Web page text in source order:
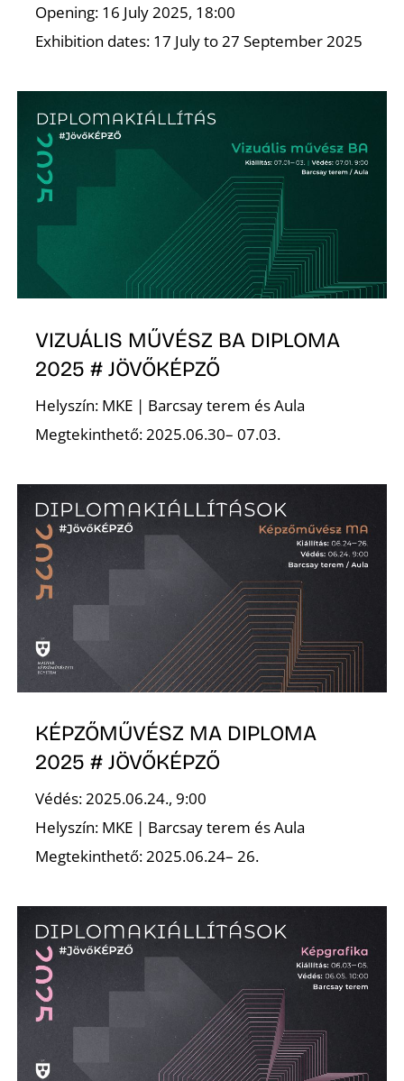
Opening: 16 July 2025, 18:00
Exhibition dates: 17 July to 27 September 2025
VIZUÁLIS MŰVÉSZ BA DIPLOMA
2025 # JÖVŐKÉPZŐ
Helyszín: MKE | Barcsay terem és Aula
Megtekinthető: 2025.06.30– 07.03.
KÉPZŐMŰVÉSZ MA DIPLOMA
2025 # JÖVŐKÉPZŐ
Védés: 2025.06.24., 9:00
Helyszín: MKE | Barcsay terem és Aula
Megtekinthető: 2025.06.24– 26.